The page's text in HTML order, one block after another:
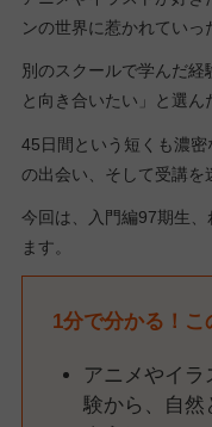
ンの世界に惹かれていっ
別のスクールで学んだ
と向き合いたい」と選ん
45日間という短くも濃
の出会い、そして受講を
今回は、入門編97期生
ます。
1分で分かる！こ
アニメやイ
験から、自然